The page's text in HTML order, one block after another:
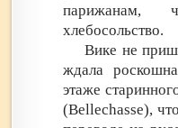
парижанам,
хлебосольство.
Вике не
ждала
этаже
(Bellechasse),